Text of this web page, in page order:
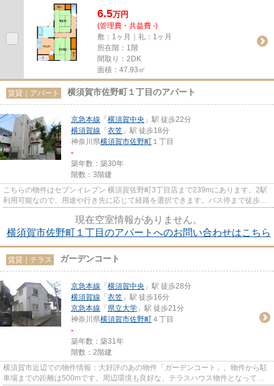
の場合は6万円です。
6.5万円
(管理費・共益費 -)
敷：1ヶ月｜礼：1ヶ月
所在階：1階
間取り：2DK
面積：47.93㎡
賃貸｜アパート 横須賀市佐野町１丁目のアパート
京急本線 「 横須賀中央 」駅 徒歩22分
横須賀線 「 衣笠 」駅 徒歩18分
神奈川県横須賀市佐野町 １丁目
-
築年数：築30年
階数：3階建
こちらの物件はセブンイレブン 横須賀佐野町3丁目店まで239mにあります。2駅
利用可能なので、用途や行き先に応じて経路を選択できます。バス停まで徒歩3
現在空室情報がありません。
横須賀市佐野町１丁目のアパートへのお問い合わせはこちら
賃貸｜テラス ガーデンコート
京急本線 「 横須賀中央 」駅 徒歩28分
横須賀線 「 衣笠 」駅 徒歩16分
京急本線 「 県立大学 」駅 徒歩21分
神奈川県横須賀市佐野町 ４丁目
-
築年数：築31年
階数：2階建
横須賀市近辺での物件情報：大好評のあの物件「ガーデンコート」。物件から駐
車場までの距離は500mです。周辺環境も良好な、テラスハウス物件となってお